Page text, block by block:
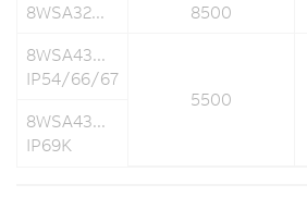
8WSA32...
8500
8WSA43...
IP54/66/67
5500
8WSA43...
IP69K